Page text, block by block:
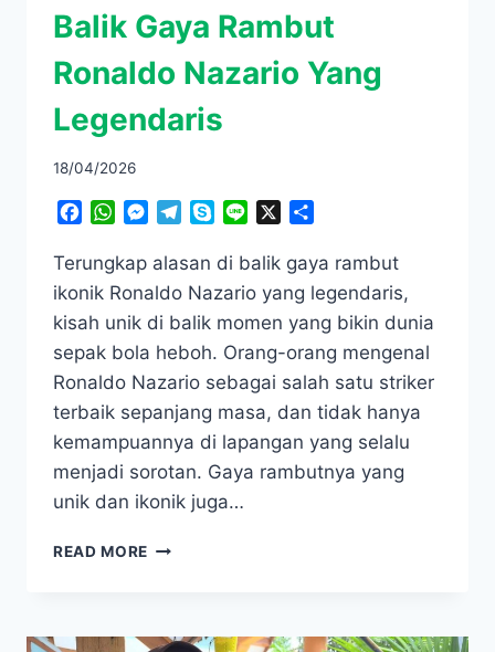
Balik Gaya Rambut
Ronaldo Nazario Yang
Legendaris
18/04/2026
Facebook
WhatsApp
Messenger
TelegramSkypeLine
Terungkap alasan di balik gaya rambut
ikonik Ronaldo Nazario yang legendaris,
kisah unik di balik momen yang bikin dunia
sepak bola heboh. Orang-orang mengenal
Ronaldo Nazario sebagai salah satu striker
terbaik sepanjang masa, dan tidak hanya
kemampuannya di lapangan yang selalu
menjadi sorotan. Gaya rambutnya yang
unik dan ikonik juga…
READ MORE TERUNGKAP!
GAYA